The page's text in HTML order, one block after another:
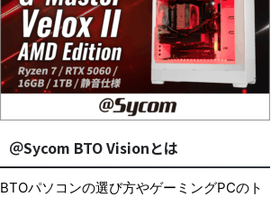
＠Sycom BTO Visionとは
BTOパソコンの選び方やゲーミングPCのト